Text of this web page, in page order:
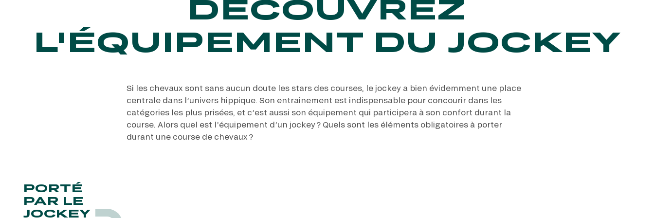
DÉCOUVREZ
L'ÉQUIPEMENT DU JOCKEY
Si les chevaux sont sans aucun doute les stars des courses, le jockey a bien évidemment une place
centrale dans l’univers hippique. Son entrainement est indispensable pour concourir dans les
catégories les plus prisées, et c’est aussi son équipement qui participera à son confort durant la
course. Alors quel est l’équipement d’un jockey ? Quels sont les éléments obligatoires à porter
durant une course de chevaux ?
PORTÉ
PAR LE
JOCKEY